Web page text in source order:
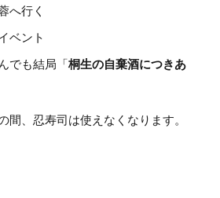
へ行く
ベント
でも結局「桐生の自棄酒につきあ
間、忍寿司は使えなくなります。